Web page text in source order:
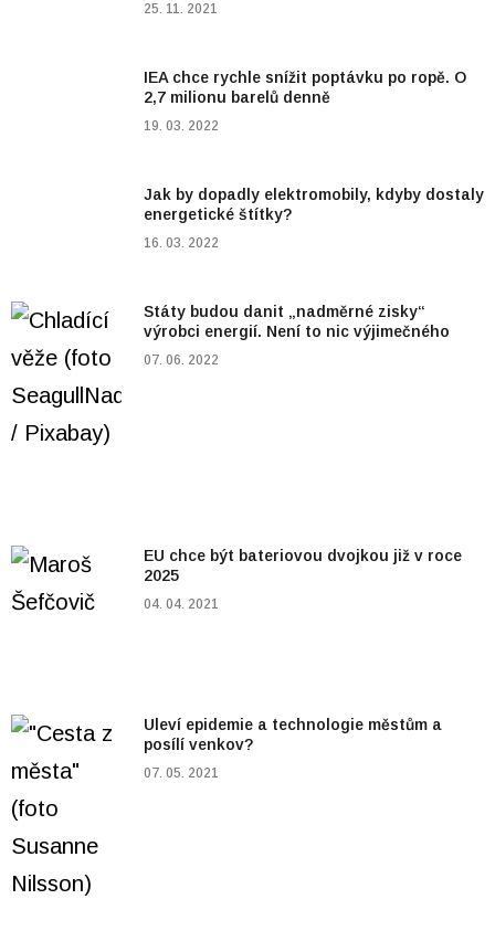
25. 11. 2021
IEA chce rychle snížit poptávku po ropě. O
2,7 milionu barelů denně
19. 03. 2022
Jak by dopadly elektromobily, kdyby dostaly
energetické štítky?
16. 03. 2022
Státy budou danit „nadměrné zisky“
výrobci energií. Není to nic výjimečného
07. 06. 2022
EU chce být bateriovou dvojkou již v roce
2025
04. 04. 2021
Uleví epidemie a technologie městům a
posílí venkov?
07. 05. 2021